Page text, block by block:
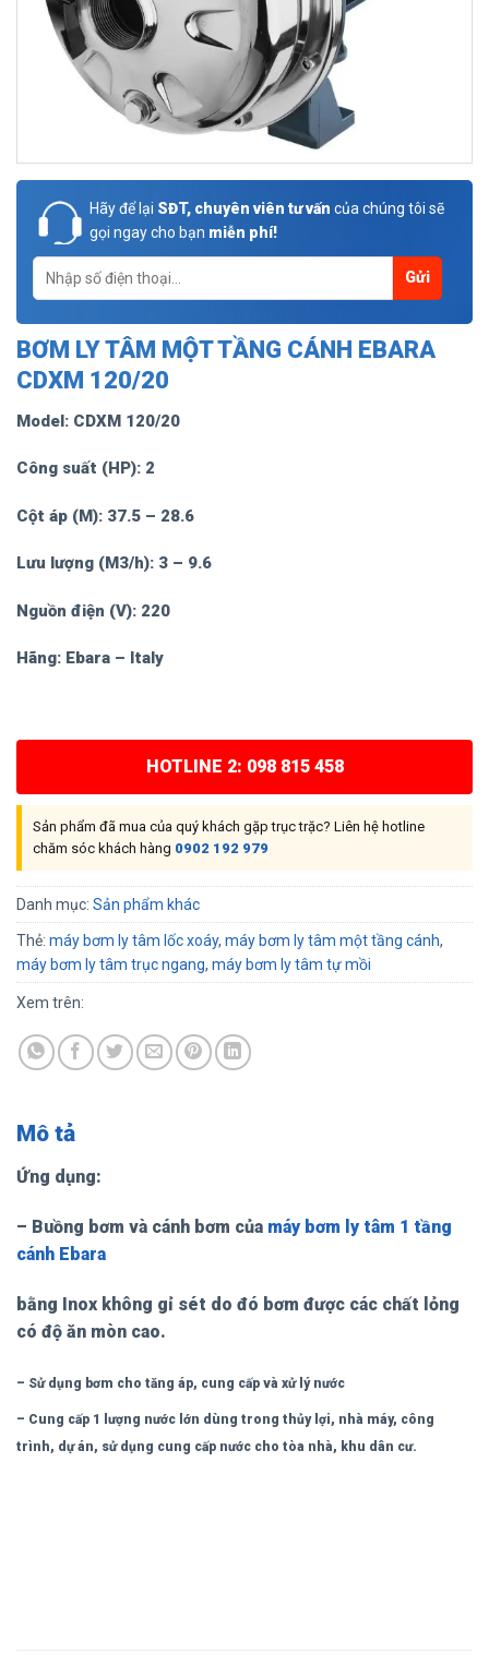
Hãy để lại SĐT, chuyên viên tư vấn của chúng tôi sẽ
gọi ngay cho bạn miễn phí!
BƠM LY TÂM MỘT TẦNG CÁNH EBARA
CDXM 120/20
Model: CDXM 120/20
Công suất (HP): 2
Cột áp (M): 37.5 – 28.6
Lưu lượng (M3/h): 3 – 9.6
Nguồn điện (V): 220
Hãng: Ebara – Italy
HOTLINE 2: 098 815 458
Sản phẩm đã mua của quý khách gặp trục trặc? Liên hệ hotline
chăm sóc khách hàng 0902 192 979
Danh mục: Sản phẩm khác
Thẻ: máy bơm ly tâm lốc xoáy, máy bơm ly tâm một tầng cánh,
máy bơm ly tâm trục ngang, máy bơm ly tâm tự mồi
Xem trên:
Mô tả
Ứng dụng:
– Buồng bơm và cánh bơm của máy bơm ly tâm 1 tầng
cánh Ebara
bằng Inox không gỉ sét do đó bơm được các chất lỏng
có độ ăn mòn cao.
– Sử dụng bơm cho tăng áp, cung cấp và xử lý nước
– Cung cấp 1 lượng nước lớn dùng trong thủy lợi, nhà máy, công
trình, dự án, sử dụng cung cấp nước cho tòa nhà, khu dân cư.